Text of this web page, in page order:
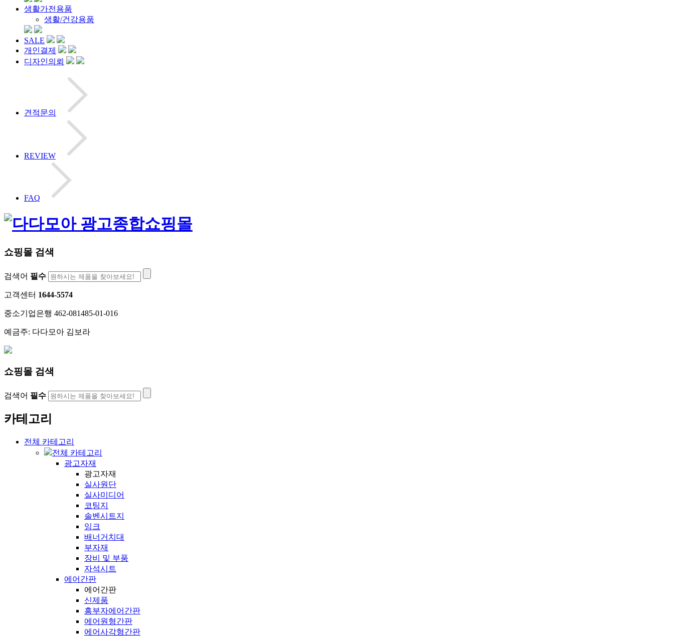
생활가전용품
생활/건강용품
SALE
개인결제
디자인의뢰
견적문의
REVIEW
FAQ
쇼핑몰 검색
검색어 필수
고객센터 1644-5574
중소기업은행 462-081485-01-016
예금주: 다다모아 김보라
쇼핑몰 검색
검색어 필수
카테고리
전체 카테고리
전체 카테고리
광고자재
광고자재
실사원단
실사미디어
코팅지
솔벤시트지
잉크
배너거치대
부자재
장비 및 부품
자석시트
에어간판
에어간판
신제품
흥부자에어간판
에어원형간판
에어사각형간판